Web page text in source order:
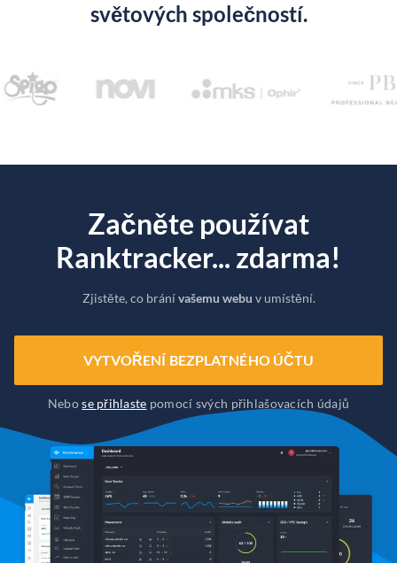
světových společností.
Začněte používat
Ranktracker... zdarma!
Zjistěte, co bránívašemu webu v umístění.
VYTVOŘENÍ BEZPLATNÉHO ÚČTU
Nebose přihlaste pomocí svých přihlašovacích údajů